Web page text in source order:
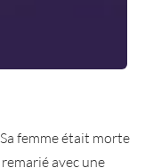
femme était morte
avec une